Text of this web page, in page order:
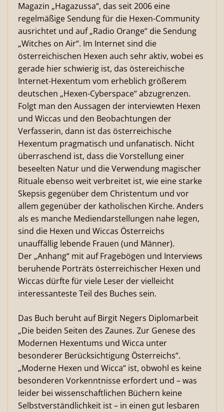
Magazin „Hagazussa“, das seit 2006 eine
regelmäßige Sendung für die Hexen-Community
ausrichtet und auf „Radio Orange“ die Sendung
„Witches on Air“. Im Internet sind die
österreichischen Hexen auch sehr aktiv, wobei es
gerade hier schwierig ist, das östereichische
Internet-Hexentum vom erheblich größerem
deutschen „Hexen-Cyberspace“ abzugrenzen.
Folgt man den Aussagen der interviewten Hexen
und Wiccas und den Beobachtungen der
Verfasserin, dann ist das österreichische
Hexentum pragmatisch und unfanatisch. Nicht
überraschend ist, dass die Vorstellung einer
beseelten Natur und die Verwendung magischer
Rituale ebenso weit verbreitet ist, wie eine starke
Skepsis gegenüber dem Christentum und vor
allem gegenüber der katholischen Kirche. Anders
als es manche Mediendarstellungen nahe legen,
sind die Hexen und Wiccas Österreichs
unauffällig lebende Frauen (und Männer).
Der „Anhang“ mit auf Fragebögen und Interviews
beruhende Porträts österreichischer Hexen und
Wiccas dürfte für viele Leser der vielleicht
interessanteste Teil des Buches sein.
Das Buch beruht auf Birgit Negers Diplomarbeit
„Die beiden Seiten des Zaunes. Zur Genese des
Modernen Hexentums und Wicca unter
besonderer Berücksichtigung Österreichs“.
„Moderne Hexen und Wicca“ ist, obwohl es keine
besonderen Vorkenntnisse erfordert und – was
leider bei wissenschaftlichen Büchern keine
Selbstverständlichkeit ist – in einen gut lesbaren